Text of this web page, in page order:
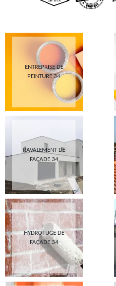
ENTREPRISE DE
PEINTURE 34
RAVALEMENT DE
FAÇADE 34
HYDROFUGE DE
FAÇADE 34